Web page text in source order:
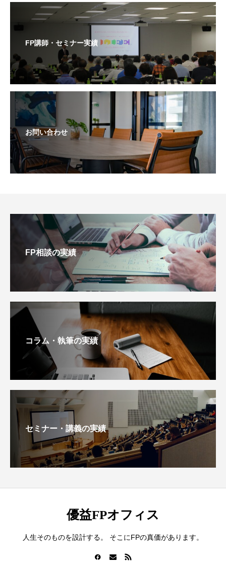
FP講師・セミナー実績
お問い合わせ
FP相談の実績
コラム・執筆の実績
セミナー・講義の実績
優益FPオフィス
人生そのものを設計する。 そこにFPの真価があります。